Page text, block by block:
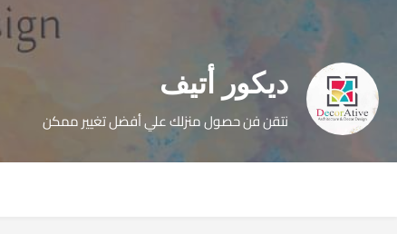
ديكور أتيف
نتقن فن حصول منزلك علي أفضل تغيير ممكن